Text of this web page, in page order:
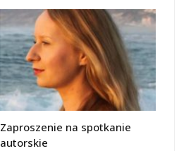
Zaproszenie na spotkanie
autorskie